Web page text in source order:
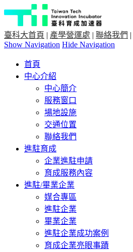
臺科大首頁 | 產學營運處 | 聯絡我們 |
Show Navigation Hide Navigation
首頁
中心介紹
中心簡介
服務窗口
場地設施
交通位置
聯絡我們
進駐育成
企業進駐申請
育成服務內容
進駐/畢業企業
媒合專區
進駐企業
畢業企業
進駐企業成功案例
育成企業亮眼事蹟